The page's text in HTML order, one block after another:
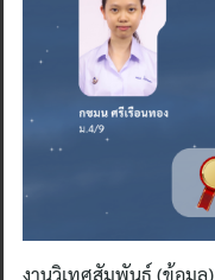
งานวิเทศสัมพันธ์ (ข้อมูล)